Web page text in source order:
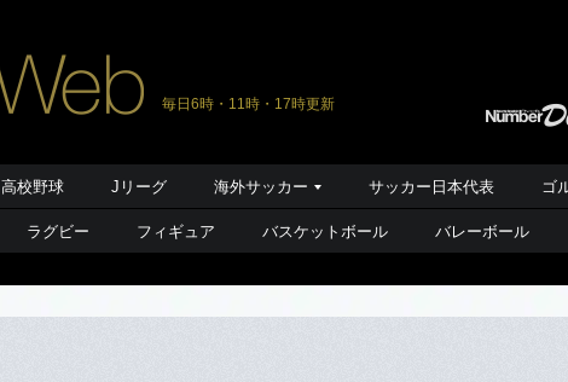
毎日6時・11時・17時更新
高校野球 Jリーグ 海外サッカー サッカー日本代表 ゴ
ラグビー フィギュア バスケットボール バレーボール